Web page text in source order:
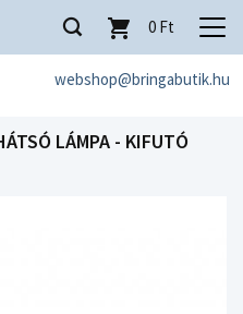
webshop@bringabutik.hu
0 Ft
LÁMPA - KIFUTÓ